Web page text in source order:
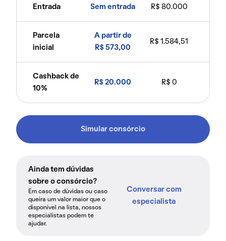
Entrada Sem entrada R$ 80.000
Parcela
inicial
A partir de
R$ 573,00
R$ 1.584,51
Cashback de
10%
R$ 20.000 R$ 0
Simular consórcio
Ainda tem dúvidas
sobre o consórcio?
Em caso de dúvidas ou caso
queira um valor maior que o
disponível na lista, nossos
especialistas podem te
ajudar.
Conversar com
especialista